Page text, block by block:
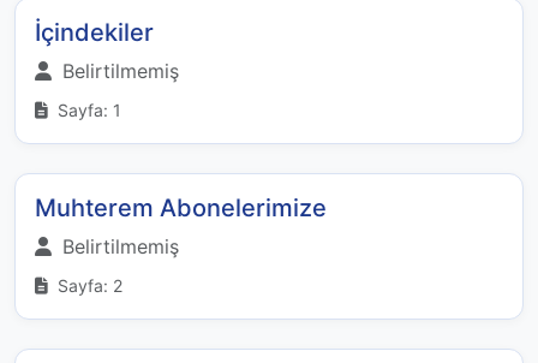
İçindekiler
Belirtilmemiş
Sayfa: 1
Muhterem Abonelerimize
Belirtilmemiş
Sayfa: 2